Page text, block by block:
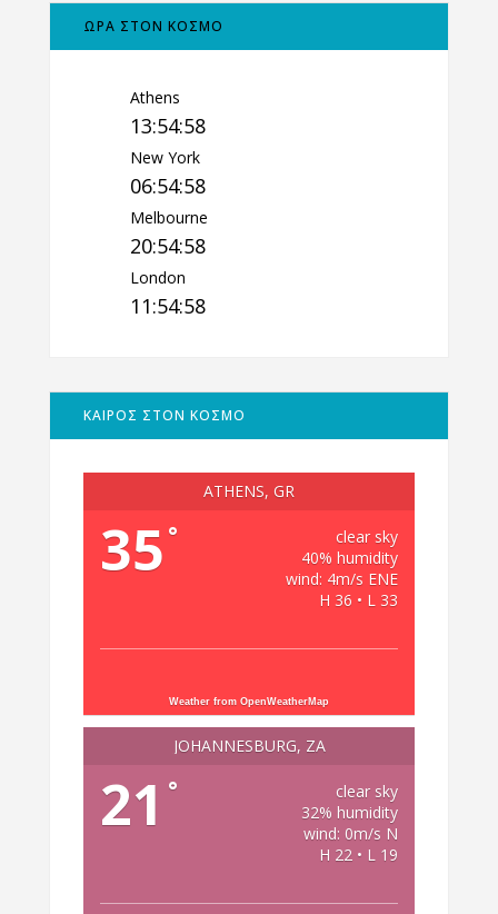
ΩΡΑ ΣΤΟΝ ΚΟΣΜΟ
Athens
13:54:59
New York
06:54:59
Melbourne
20:54:59
London
11:54:59
ΚΑΙΡΟΣ ΣΤΟΝ ΚΟΣΜΟ
ATHENS, GR
35 °
clear sky
40% humidity
wind: 4m/s ENE
H 36 • L 33
Weather from OpenWeatherMap
JOHANNESBURG, ZA
21 °
clear sky
32% humidity
wind: 0m/s N
H 22 • L 19